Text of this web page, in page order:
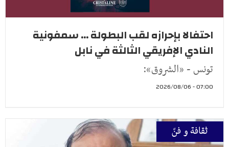
احتفالا بإحرازه لقب البطولة ... سمفونية
النادي الإفريقي الثالثة في نابل
تونس - «الشروق»:
07:00 - 2026/08/06
ثقافة و فنّ